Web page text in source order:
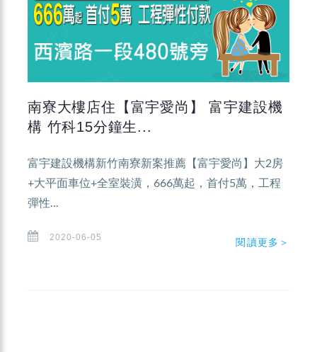
南寮大樓店住【富宇愛尚】 富宇建設機
構 竹科15分鐘生...
富宇建設機構新竹南寮新案推薦【富宇愛尚】大2房
+大平面車位+全室裝潢，666萬起，首付5萬，工程
彈性...
2020-06-05 閱讀更多＞